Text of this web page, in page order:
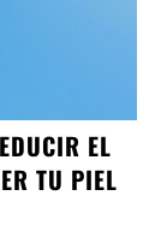
EL
TU PIEL